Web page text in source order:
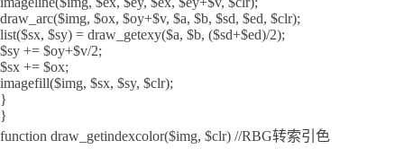
draw_arc($img, $ox, $oy+$v, $a, $b, $sd, $ed, $clr);
list($sx, $sy) = draw_getexy($a, $b, ($sd+$ed)/2);
$sy += $oy+$v/2;
$sx += $ox;
imagefill($img, $sx, $sy, $clr);
}
}
function draw_getindexcolor($img, $clr) //RBG转索引色